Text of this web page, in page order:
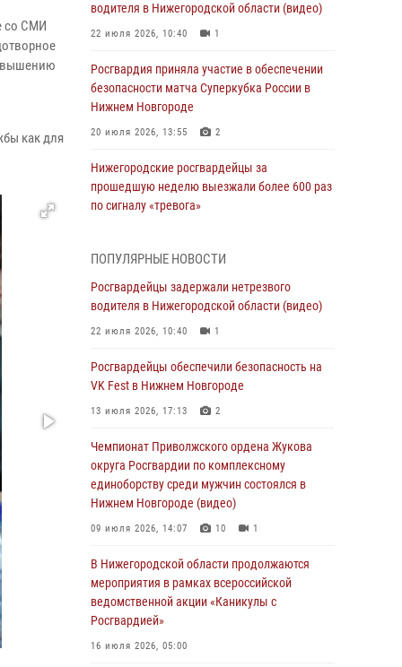
со СМИ
как для
водителя в Нижегородской области (видео)
22 июля 2026, 10:40 1
Росгвардия приняла участие в обеспечении
безопасности матча Суперкубка России в
Нижнем Новгороде
20 июля 2026, 13:55 2
Нижегородские росгвардейцы за
прошедшую неделю выезжали более 600 раз
по сигналу «тревога»
В Нижегородской области сотрудники
Росгвардии «по горячим следам» задержали
правонарушителя за стрельбу
17 июля 2026, 05:17
В Нижегородской области продолжаются
мероприятия в рамках всероссийской
ведомственной акции «Каникулы с
16 июля 2026, 05:00
Росгвардейцы обеспечили безопасность на
VK Fest в Нижнем Новгороде
13 июля 2026, 17:13 2
Нижегородские росгвардейцы за
прошедшую неделю выезжали более 750 раз
по сигналу «тревога»
13 июля 2026, 06:45
ПОПУЛЯРНЫЕ НОВОСТИ
Росгвардейцы задержали нетрезвого
водителя в Нижегородской области (видео)
22 июля 2026, 10:40 1
Росгвардейцы обеспечили безопасность на
VK Fest в Нижнем Новгороде
13 июля 2026, 17:13 2
Чемпионат Приволжского ордена Жукова
округа Росгвардии по комплексному
единоборству среди мужчин состоялся в
Нижнем Новгороде (видео)
09 июля 2026, 14:07 10 1
В Нижегородской области продолжаются
мероприятия в рамках всероссийской
ведомственной акции «Каникулы с
Росгвардией»
16 июля 2026, 05:00